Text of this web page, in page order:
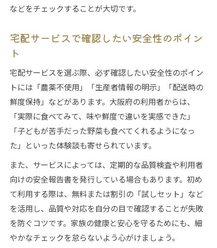
などをチェックすることが大切です。
宅配サービスで確認したい安全性のポイン
ト
宅配サービスを選ぶ際、必ず確認したい安全性のポイン
トには「農薬不使用」「生産者情報の明示」「配送時の
鮮度保持」などがあります。大阪府の利用者からは、
「実際に食べてみて、味や鮮度で違いを実感できた」
「子どもが苦手だった野菜も食べてくれるようになっ
た」といった体験談も寄せられています。
また、サービスによっては、定期的な品質検査や利用者
向けの安全報告書を発行している場合もあります。初め
て利用する際は、無料または割引の「試しセット」など
を活用し、品質や対応を自分の目で確認することが失敗
を防ぐコツです。家族の健康と安心を守るためにも、細
やかなチェックを怠らないよう心がけましょう。